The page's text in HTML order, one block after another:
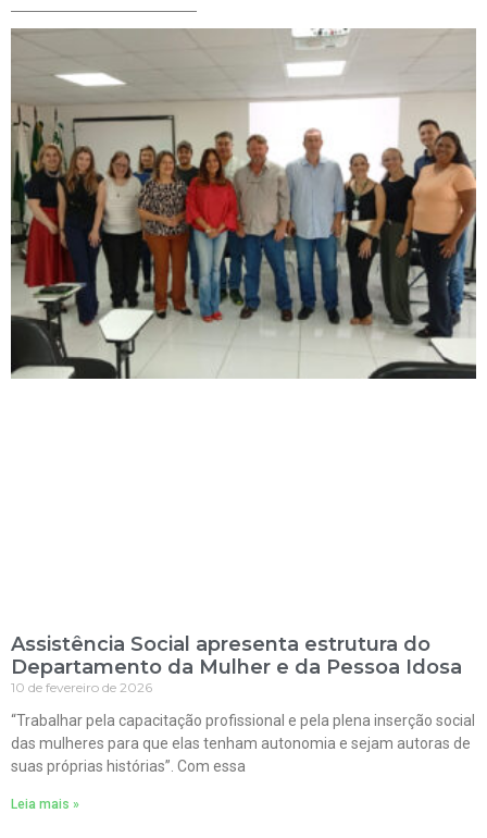
Assistência Social apresenta estrutura do
Departamento da Mulher e da Pessoa Idosa
10 de fevereiro de 2026
“Trabalhar pela capacitação profissional e pela plena inserção social
das mulheres para que elas tenham autonomia e sejam autoras de
suas próprias histórias”. Com essa
Leia mais »